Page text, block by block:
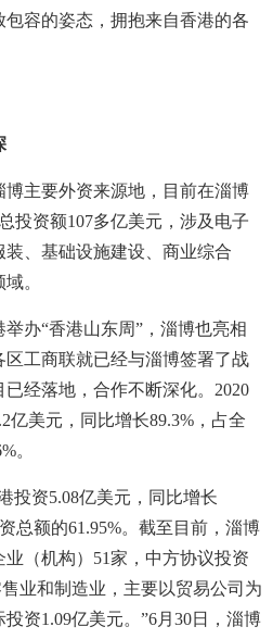
容的姿态，拥抱来自香港的各
主要外资来源地，目前在淄博
投资额107多亿美元，涉及电子
、基础设施建设、商业综合
。
办“香港山东周”，淄博也亮相
区工商联就已经与淄博签署了战
经落地，合作不断深化。2020
亿美元，同比增长89.3%，占全
。
资5.08亿美元，同比增长
总额的61.95%。截至目前，淄博
（机构）51家，中方协议投资
业和制造业，主要以贸易公司为
资1.09亿美元。”6月30日，淄博